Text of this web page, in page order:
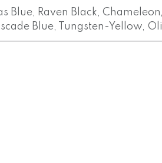
Blue Raven Black
Blue
Tungsten-Yellow